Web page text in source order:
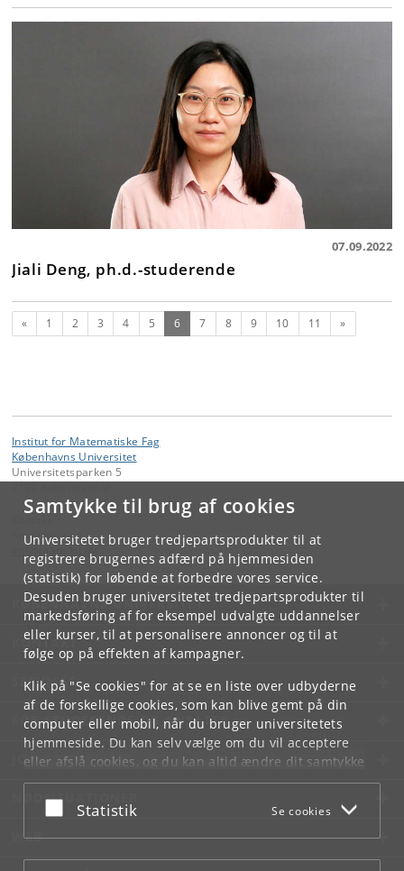
Samtykke til brug af cookies
Universitetet bruger tredjepartsprodukter til at
registrere brugernes adfærd på hjemmesiden
(statistik) for løbende at forbedre vores service.
Desuden bruger universitetet tredjepartsprodukter til
markedsføring af for eksempel udvalgte uddannelser
eller kurser, til at personalisere annoncer og til at
følge op på effekten af kampagner.
Klik på "Se cookies" for at se en liste over udbyderne
af de forskellige cookies, som kan blive gemt på din
computer eller mobil, når du bruger universitetets
hjemmeside. Du kan selv vælge om du vil acceptere
eller afslå cookies, og du kan altid ændre dit samtykke
underCookie- og privatlivspolitiksom du finder i
bunden af hver side.
Acceptér eller afslå
Statistik Se cookies
07.09.2022
Jiali Deng, ph.d.-studerende
Forrige
« 1 2 3 4 5 6(nuværende)
7 8 9 10 11 Næste
»
Institut for Matematiske Fag
Københavns Universitet
Universitetsparken 5
Sekretariatet
KØBENHAVNS UNIVERSITET
KONTAKT
SERVICES
FOR STUDERENDE OG ANSATTE
JOB OG KARRIERE
NØDSITUATIONER
WEB